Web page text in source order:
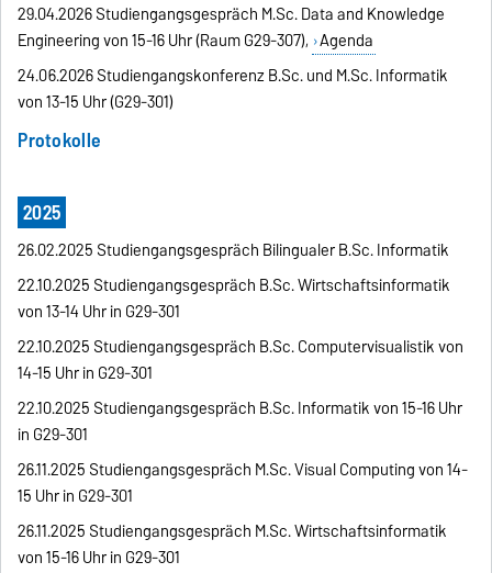
29.04.2026 Studiengangsgespräch M.Sc. Data and Knowledge
Engineering von 15-16 Uhr (Raum G29-307), Agenda
24.06.2026 Studiengangskonferenz B.Sc. und M.Sc. Informatik
von 13-15 Uhr (G29-301)
Protokolle
2025
26.02.2025 Studiengangsgespräch Bilingualer B.Sc. Informatik
22.10.2025 Studiengangsgespräch B.Sc. Wirtschaftsinformatik
von 13-14 Uhr in G29-301
22.10.2025 Studiengangsgespräch B.Sc. Computervisualistik von
14-15 Uhr in G29-301
22.10.2025 Studiengangsgespräch B.Sc. Informatik von 15-16 Uhr
in G29-301
26.11.2025 Studiengangsgespräch M.Sc. Visual Computing von 14-
15 Uhr in G29-301
26.11.2025 Studiengangsgespräch M.Sc. Wirtschaftsinformatik
von 15-16 Uhr in G29-301